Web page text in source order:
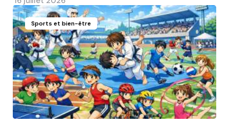
Sports et bien-être